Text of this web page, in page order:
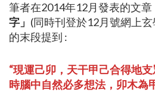
筆者在2014年12月發表的文章
字」 (同時刊登於12月號網上玄
的末段提到 :
“現運己卯，天干甲己合得地
時腦中自然必多想法，卯木為